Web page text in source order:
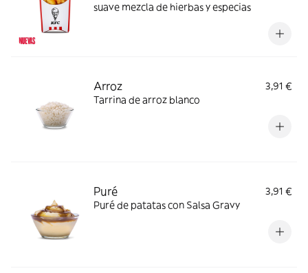
suave mezcla de hierbas y especias
Arroz
3,91 €
Tarrina de arroz blanco
Puré
3,91 €
Puré de patatas con Salsa Gravy